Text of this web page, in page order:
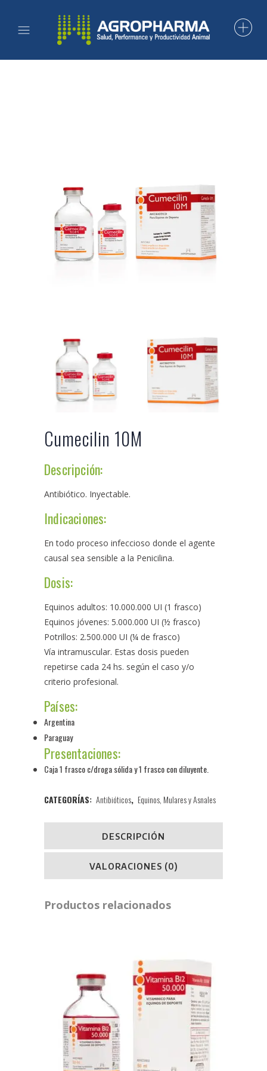
Cumecilin 10M
Descripción:
Antibiótico. Inyectable.
Indicaciones:
En todo proceso infeccioso donde el agente
causal sea sensible a la Penicilina.
Dosis:
Equinos adultos: 10.000.000 UI (1 frasco)
Equinos jóvenes: 5.000.000 UI (½ frasco)
Potrillos: 2.500.000 UI (¼ de frasco)
Vía intramuscular. Estas dosis pueden
repetirse cada 24 hs. según el caso y/o
criterio profesional.
Países:
Argentina
Paraguay
Presentaciones:
Caja 1 frasco c/droga sólida y 1 frasco con diluyente.
CATEGORÍAS: Antibióticos, Equinos, Mulares y Asnales
DESCRIPCIÓN
VALORACIONES (0)
Productos relacionados